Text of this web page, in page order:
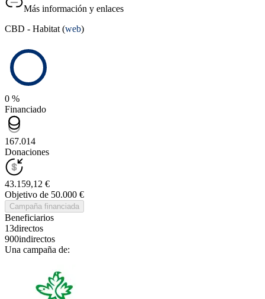
Más información y enlaces
CBD - Habitat (web)
0 %
Financiado
167.014
Donaciones
43.159,12 €
Objetivo de 50.000 €
Campaña financiada
Beneficiarios
13directos
900indirectos
Una campaña de: